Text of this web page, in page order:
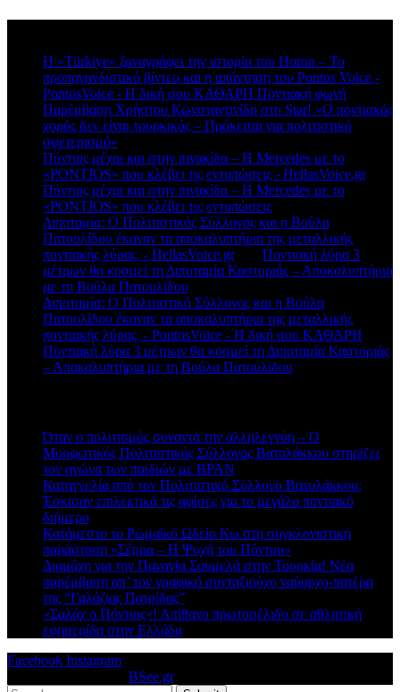
Η «Türkiye» ξαναγράφει την ιστορία του Horon – Το
προπαγανδιστικό βίντεο και η απάντηση του Pontos Voice -
PontosVoice - H δική σου ΚΑΘΑΡΗ Ποντιακή φωνή
Παρέμβαση Χρήστου Κωνσταντινίδη στο Star! «Ο ποντιακός
χορός δεν είναι τουρκικός – Πρόκειται για πολιτιστικό
σφετερισμό»
Πόντιος μέχρι και στην πινακίδα – Η Mercedes με το
«PONTIOS» που κλέβει τις εντυπώσεις - HellasVoice.grστο
Πόντιος μέχρι και στην πινακίδα – Η Mercedes με το
«PONTIOS» που κλέβει τις εντυπώσεις
Διποταμία: Ο Πολιτιστικός Σύλλογος και η Βούλα
Πατουλίδου έκαναν τα αποκαλυπτήρια της μεταλλικής
ποντιακής λύρας. - HellasVoice.grστο Ποντιακή λύρα 3
μέτρων θα κοσμεί τη Διποταμία Καστοριάς – Αποκαλυπτήρια
με τη Βούλα Πατουλίδου
Διποταμία: Ο Πολιτιστικό Σύλλογος και η Βούλα
Πατουλίδου έκαναν τα αποκαλυπτήρια της μεταλλικής
ποντιακής λύρας. - PontosVoice - H δική σου ΚΑΘΑΡΗ
Ποντιακή λύρα 3 μέτρων θα κοσμεί τη Διποταμία Καστοριάς
– Αποκαλυπτήρια με τη Βούλα Πατουλίδου
Όταν ο πολιτισμός συναντά την αλληλεγγύη – Ο
Μορφωτικός Πολιτιστικός Σύλλογος Βατολάκκου στηρίζει
τον αγώνα των παιδιών με BPAN
Καταγγελία από τον Πολιτιστικό Σύλλογο Βατολάκκου:
Έσκισαν επιλεκτικά τις αφίσες για το μεγάλο ποντιακό
διήμερο
Κατάμεστο το Ρωμαϊκό Ωδείο Κω στη συγκλονιστική
παράσταση «Σέρρα – Η Ψυχή του Πόντου»
Διαμάχη για την Παναγία Σουμελά στην Τουρκία! Νέα
παρέμβαση απ’ τον γραφικό συνταξιούχο ναύαρχο-πατέρα
της “Γαλάζιας Πατρίδας”
«Σαλάχ ο Πόντιος»! Απίθανο πρωτοσέλιδο σε αθλητική
εφημερίδα στην Ελλάδα
Facebook Instagram
BSee.gr.